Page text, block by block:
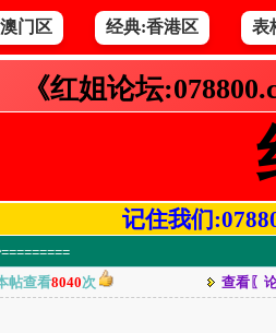
门区 经典:香港区 表
《红姐论坛
记住我们
帖查看8040次 查看〖